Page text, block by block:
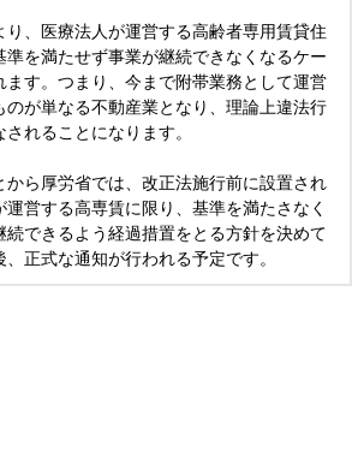
り、医療法人が運営する高齢者専用賃貸住
準を満たせず事業が継続できなくなるケー
ます。つまり、今まで附帯業務として運営
のが単なる不動産業となり、理論上違法行
れることになります。
から厚労省では、改正法施行前に設置され
運営する高専賃に限り、基準を満たさなく
続できるよう経過措置をとる方針を決めて
、正式な通知が行われる予定です。